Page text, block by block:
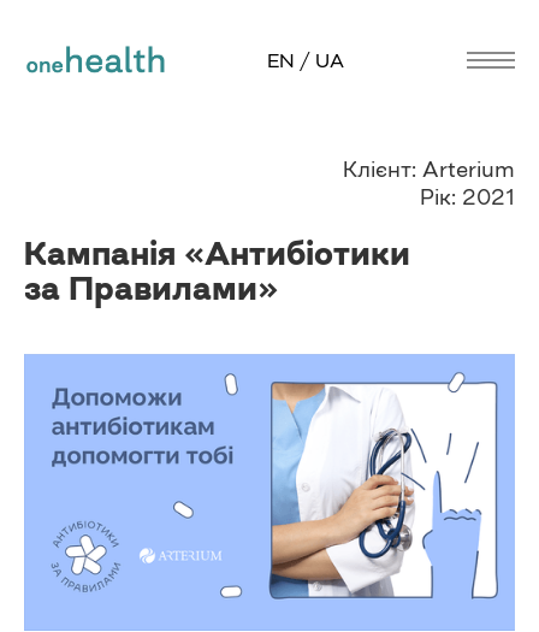
EN / UA
Клієнт: Arterium
Рік: 2021
Кампанія «Антибіотики
за Правилами»